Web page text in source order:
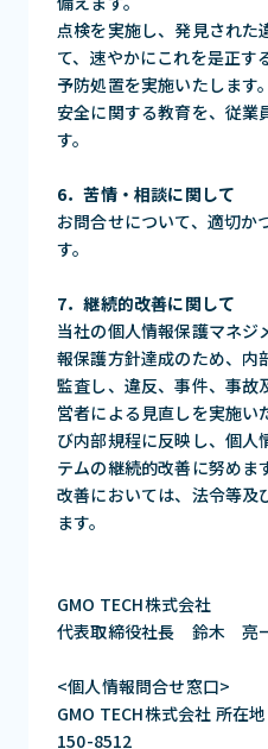
点検を実施し、発見された
て、速やかにこれを是正す
予防処置を実施いたします。
安全に関する教育を、従業
す。
6．苦情・相談に関して
お問合せについて、適切か
す。
7．継続的改善に関して
当社の個人情報保護マネ
報保護方針達成のため、内
監査し、違反、事件、事故
営者による見直しを実施い
び内部規程に反映し、個人
テムの継続的改善に努めま
改善においては、法令等及
ます。
GMO TECH株式会社
代表取締役社長 鈴木 亮
<個人情報問合せ窓口>
GMO TECH株式会社 所在地
150-8512